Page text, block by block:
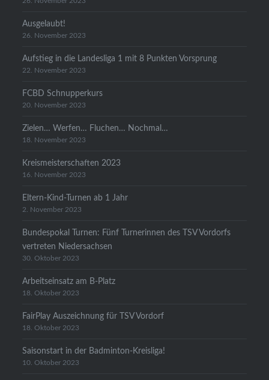
Ausgelaubt!
26. November 2023
Aufstieg in die Landesliga 1 mit 8 Punkten Vorsprung
22. November 2023
FCBD Schnupperkurs
20. November 2023
Zielen… Werfen… Fluchen… Nochmal…
18. November 2023
Kreismeisterschaften 2023
16. November 2023
Eltern-Kind-Turnen ab 1 Jahr
2. November 2023
Bundespokal Turnen: Fünf Turnerinnen des TSV Vordorfs
vertreten Niedersachsen
30. Oktober 2023
Arbeitseinsatz am B-Platz
18. Oktober 2023
FairPlay Auszeichnung für TSV Vordorf
18. Oktober 2023
Saisonstart in der Badminton-Kreisliga!
10. Oktober 2023